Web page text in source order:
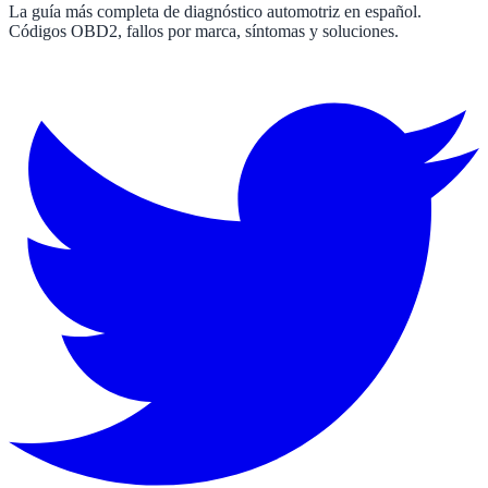
La guía más completa de diagnóstico automotriz en español.
Códigos OBD2, fallos por marca, síntomas y soluciones.